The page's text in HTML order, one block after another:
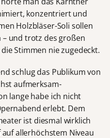
konzentriert und
Holzbläser-Soli sollen
und trotz des großen
Stimmen nie zugedeckt.
schlug das Publikum von
aufmerksam-
lange habe ich nicht
erlebt. Dem
ist diesmal wirklich
allerhöchstem Niveau